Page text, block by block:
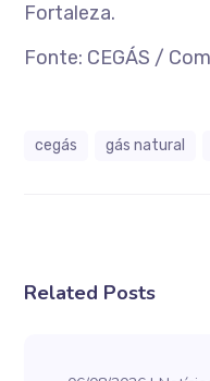
Fortaleza.
Fonte: CEGÁS /
cegás gás natural
Related Posts